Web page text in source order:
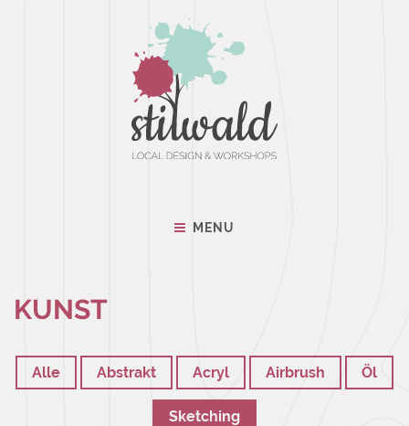
MENU
KUNST
Alle Abstrakt Acryl Airbrush Öl
Sketching